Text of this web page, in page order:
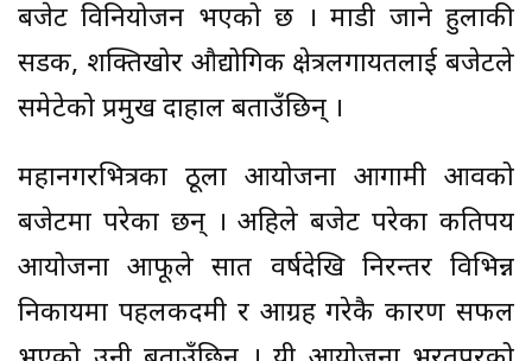
बजेट विनियोजन भएको छ । माडी जाने हुलाकी
सडक, शक्तिखोर औद्योगिक क्षेत्रलगायतलाई बजेटले
समेटेको प्रमुख दाहाल बताउँछिन् ।
महानगरभित्रका ठूला आयोजना आगामी आवको
बजेटमा परेका छन् । अहिले बजेट परेका कतिपय
आयोजना आफूले सात वर्षदेखि निरन्तर विभिन्न
निकायमा पहलकदमी र आग्रह गरेकै कारण सफल